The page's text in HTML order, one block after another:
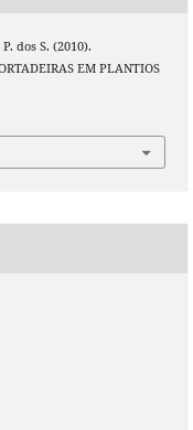
dos S. (2010).
EM PLANTIOS